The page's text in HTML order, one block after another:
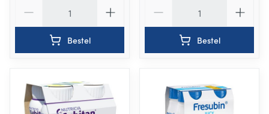
Bestel Bestel